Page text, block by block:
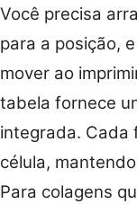
Você precisa
para a posição,
mover ao
tabela fornece
integrada. Cada
célula,
Para colagens